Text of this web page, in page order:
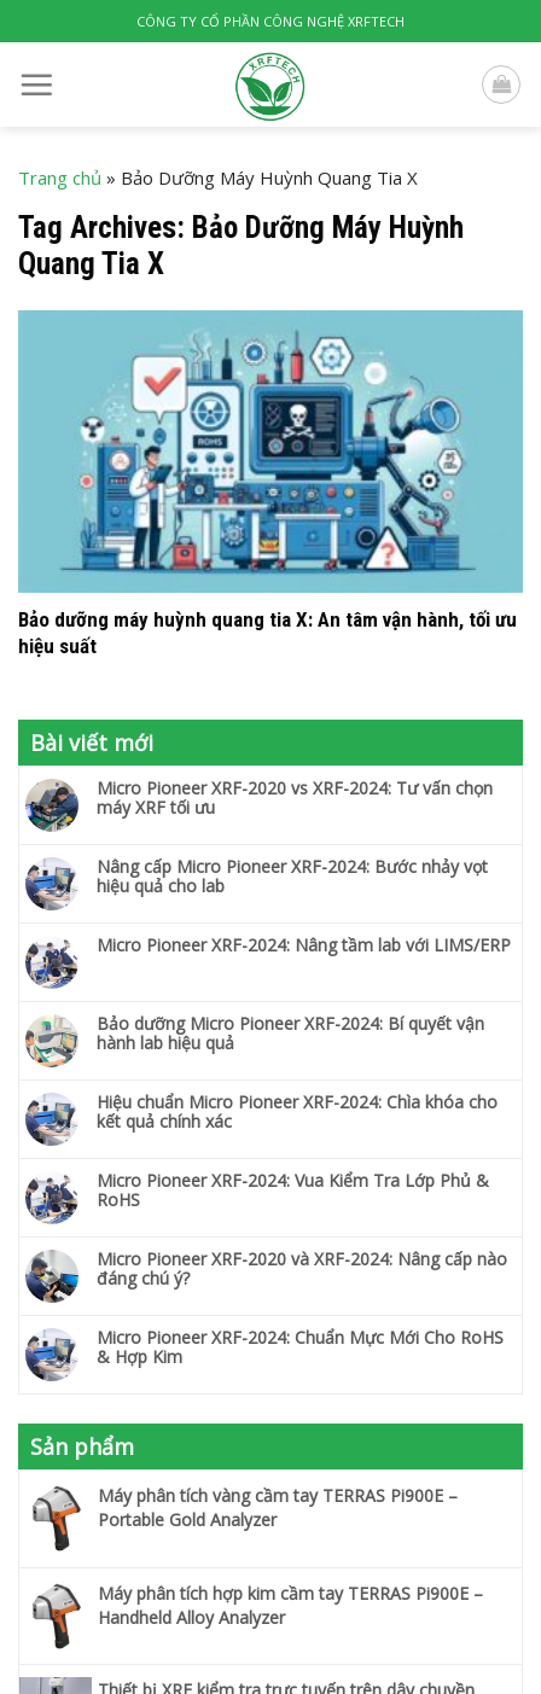
to
content
CÔNG TY CỔ PHẦN CÔNG NGHỆ XRFTECH
Trang chủ » Bảo Dưỡng Máy Huỳnh Quang Tia X
Tag Archives: Bảo Dưỡng Máy Huỳnh
Quang Tia X
Bảo dưỡng máy huỳnh quang tia X: An tâm vận hành, tối ưu
hiệu suất
Bài viết mới
Micro Pioneer XRF-2020 vs XRF-2024: Tư vấn chọn
máy XRF tối ưu
Nâng cấp Micro Pioneer XRF-2024: Bước nhảy vọt
hiệu quả cho lab
Micro Pioneer XRF-2024: Nâng tầm lab với LIMS/ERP
Bảo dưỡng Micro Pioneer XRF-2024: Bí quyết vận
hành lab hiệu quả
Hiệu chuẩn Micro Pioneer XRF-2024: Chìa khóa cho
kết quả chính xác
Micro Pioneer XRF-2024: Vua Kiểm Tra Lớp Phủ &
RoHS
Micro Pioneer XRF-2020 và XRF-2024: Nâng cấp nào
đáng chú ý?
Micro Pioneer XRF-2024: Chuẩn Mực Mới Cho RoHS
& Hợp Kim
Sản phẩm
Máy phân tích vàng cầm tay TERRAS Pi900E –
Portable Gold Analyzer
Máy phân tích hợp kim cầm tay TERRAS Pi900E –
Handheld Alloy Analyzer